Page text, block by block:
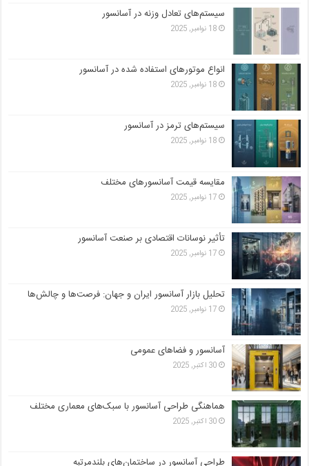
سیستم‌های تعادل وزنه در آسانسور
18 نوامبر, 2025
انواع موتورهای استفاده شده در آسانسور
18 نوامبر, 2025
سیستم‌های ترمز در آسانسور
18 نوامبر, 2025
مقایسه قیمت آسانسورهای مختلف
17 نوامبر, 2025
تأثیر نوسانات اقتصادی بر صنعت آسانسور
17 نوامبر, 2025
تحلیل بازار آسانسور ایران و جهان: فرصت‌ها و چالش‌ها
17 نوامبر, 2025
آسانسور و فضاهای عمومی
30 اکتبر, 2025
هماهنگی طراحی آسانسور با سبک‌های معماری مختلف
30 اکتبر, 2025
طراحی آسانسور در ساختمان‌های بلندمرتبه